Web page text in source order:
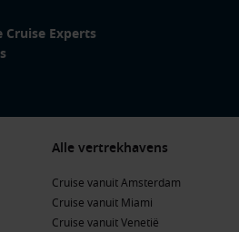
Maak een rondvaart om meer te
watertransport en geniet van het
het kanaal passeren.
van de stad te ervaren.
Port Said: Deze oude vuurtoren
van het Suez-kanaal en biedt
op de haven en de stad.
Cruise Experts
Alle vertrekhavens
Cruise vanuit Amsterdam
Cruise vanuit Miami
Cruise vanuit Venetië